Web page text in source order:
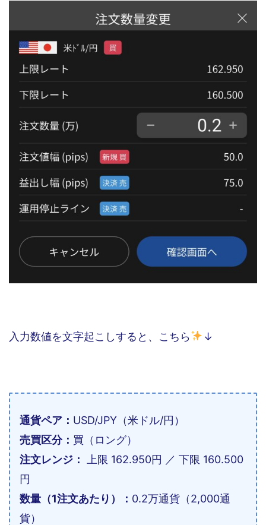
入力数値を文字起こしすると、こちら ↓
通貨ペア： USD/JPY（米ドル/円）
売買区分： 買（ロング）
注文レンジ：
上限 162.950円 ／ 下限 160.500
円
数量（1注文あたり）： 0.2万通貨（2,000通
貨）